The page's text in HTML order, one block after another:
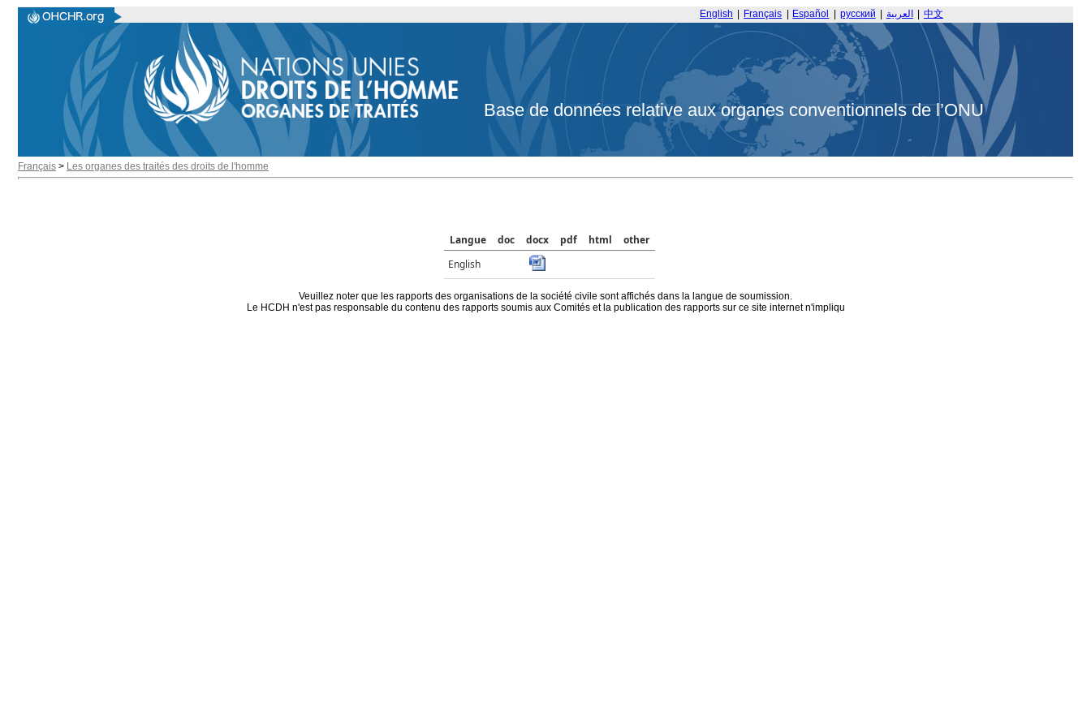
English Français Español русский العربية 中文
Base de données relative aux organes conventionnels de l’ONU
Français > Les organes des traités des droits de l'homme
Langue doc docx pdf html
other
English
Veuillez noter que les rapports des organisations de la société civile sont affichés dans la langue de soumission.
Le HCDH n'est pas responsable du contenu des rapports soumis aux Comités et la publication des rapports sur ce site internet n'impliqu